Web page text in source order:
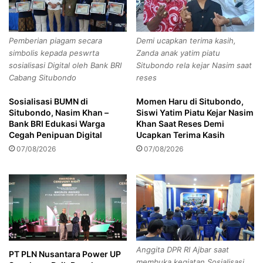
Asisten Perekonomian dan Pembangunan
Asahan
Berita daerah
Salurkan Bantuan Pangan Cadangan Beras
Copy URL
a
K
i
s
a
r
a
T
i
m
r
b
a
g
a
i
K
n
g
g
o
L
e
t
o
l
A
r
e
r
i
B
u
d
i
Pemberian piagam secara
simbolis kepada peswrta
sosialisasi Digital oleh Bank BRI
Cabang Situbondo
Sosialisasi BUMN di
Situbondo, Nasim Khan –
Bank BRI Edukasi Warga
Cegah Penipuan Digital
07/08/2026
Demi ucapkan terima kasih,
Zanda anak yatim piatu
Situbondo rela kejar Nasim saat
reses
Momen Haru di Situbondo,
Siswi Yatim Piatu Kejar Nasim
Khan Saat Reses Demi
Ucapkan Terima Kasih
07/08/2026
PT PLN Nusantara Power UP
Anggita DPR RI Ajbar saat